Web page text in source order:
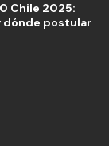
Chile 2025:
dónde postular